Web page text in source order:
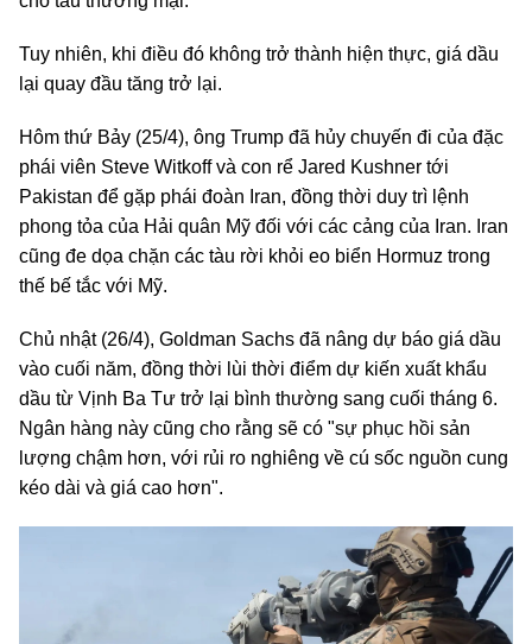
Tuy nhiên, khi điều đó không trở thành hiện thực, giá dầu
lại quay đầu tăng trở lại.
Hôm thứ Bảy (25/4), ông Trump đã hủy chuyến đi của đặc
phái viên Steve Witkoff và con rể Jared Kushner tới
Pakistan để gặp phái đoàn Iran, đồng thời duy trì lệnh
phong tỏa của Hải quân Mỹ đối với các cảng của Iran. Iran
cũng đe dọa chặn các tàu rời khỏi eo biển Hormuz trong
thế bế tắc với Mỹ.
Chủ nhật (26/4), Goldman Sachs đã nâng dự báo giá dầu
vào cuối năm, đồng thời lùi thời điểm dự kiến xuất khẩu
dầu từ Vịnh Ba Tư trở lại bình thường sang cuối tháng 6.
Ngân hàng này cũng cho rằng sẽ có "sự phục hồi sản
lượng chậm hơn, với rủi ro nghiêng về cú sốc nguồn cung
kéo dài và giá cao hơn".